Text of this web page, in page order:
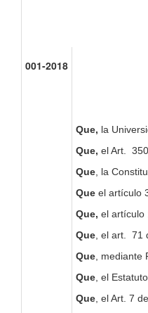
001-2018
Que, la
Que, el Art.
Que, la
Que el artículo
Que, el artículo
Que, el art. 71
Que, mediante
Que, el
Que, el Art. 7